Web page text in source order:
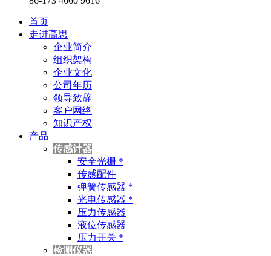
首页
走进高思
企业简介
组织架构
企业文化
公司年历
领导致辞
客户网络
知识产权
产品
传感计器
安全光栅 *
传感配件
弹簧传感器 *
光电传感器 *
压力传感器
液位传感器
压力开关 *
检测仪器